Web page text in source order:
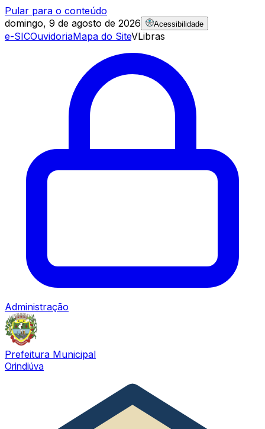
Pular para o conteúdo
domingo, 9 de agosto de 2026
Acessibilidade
e-SICOuvidoriaMapa do SiteVLibras
Administração
Prefeitura Municipal
Orindiúva